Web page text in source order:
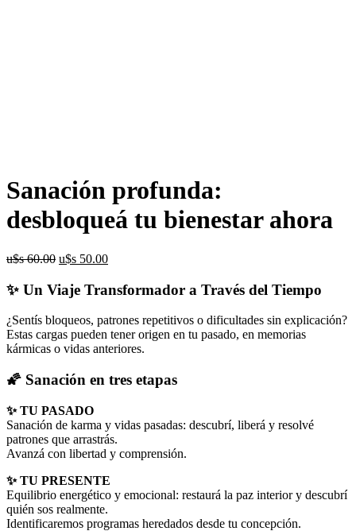
Sanación profunda:
desbloqueá tu bienestar ahora
u$s60.00 El
original
era:
u$s
60.00.
u$s 50.00El
actual
u$s
50.00.
✨ Un Viaje Transformador a Través del Tiempo
¿Sentís bloqueos, patrones repetitivos o dificultades sin explicación?
Estas cargas pueden tener origen en tu pasado, en memorias
kármicas o vidas anteriores.
🌠 Sanación en tres etapas
✨ TU PASADO
Sanación de karma y vidas pasadas: descubrí, liberá y resolvé
patrones que arrastrás.
Avanzá con libertad y comprensión.
✨ TU PRESENTE
Equilibrio energético y emocional: restaurá la paz interior y descubrí
quién sos realmente.
Identificaremos programas heredados desde tu concepción.